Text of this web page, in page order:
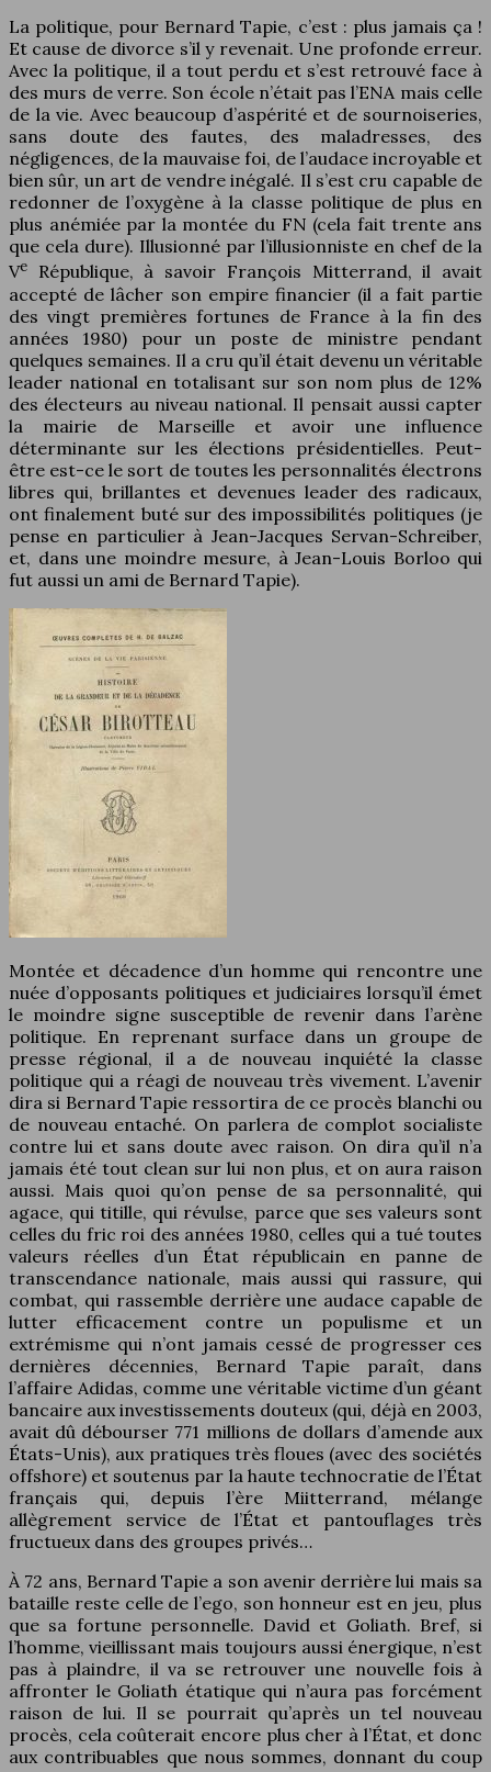
La politique, pour Bernard Tapie, c’est : plus jamais ça !
Et cause de divorce s’il y revenait. Une profonde erreur.
Avec la politique, il a tout perdu et s’est retrouvé face à
des murs de verre. Son école n’était pas l’ENA mais celle
de la vie. Avec beaucoup d’aspérité et de sournoiseries,
sans doute des fautes, des maladresses, des
négligences, de la mauvaise foi, de l’audace incroyable et
bien sûr, un art de vendre inégalé. Il s’est cru capable de
redonner de l’oxygène à la classe politique de plus en
plus anémiée par la montée du FN (cela fait trente ans
que cela dure). Illusionné par l’illusionniste en chef de la
Ve République, à savoir François Mitterrand, il avait
accepté de lâcher son empire financier (il a fait partie
des vingt premières fortunes de France à la fin des
années 1980) pour un poste de ministre pendant
quelques semaines. Il a cru qu’il était devenu un véritable
leader national en totalisant sur son nom plus de 12%
des électeurs au niveau national. Il pensait aussi capter
la mairie de Marseille et avoir une influence
déterminante sur les élections présidentielles. Peut-
être est-ce le sort de toutes les personnalités électrons
libres qui, brillantes et devenues leader des radicaux,
ont finalement buté sur des impossibilités politiques (je
pense en particulier à Jean-Jacques Servan-Schreiber,
et, dans une moindre mesure, à Jean-Louis Borloo qui
fut aussi un ami de Bernard Tapie).
Montée et décadence d’un homme qui rencontre une
nuée d’opposants politiques et judiciaires lorsqu’il émet
le moindre signe susceptible de revenir dans l’arène
politique. En reprenant surface dans un groupe de
presse régional, il a de nouveau inquiété la classe
politique qui a réagi de nouveau très vivement. L’avenir
dira si Bernard Tapie ressortira de ce procès blanchi ou
de nouveau entaché. On parlera de complot socialiste
contre lui et sans doute avec raison. On dira qu’il n’a
jamais été tout clean sur lui non plus, et on aura raison
aussi. Mais quoi qu’on pense de sa personnalité, qui
agace, qui titille, qui révulse, parce que ses valeurs sont
celles du fric roi des années 1980, celles qui a tué toutes
valeurs réelles d’un État républicain en panne de
transcendance nationale, mais aussi qui rassure, qui
combat, qui rassemble derrière une audace capable de
lutter efficacement contre un populisme et un
extrémisme qui n’ont jamais cessé de progresser ces
dernières décennies, Bernard Tapie paraît, dans
l’affaire Adidas, comme une véritable victime d’un géant
bancaire aux investissements douteux (qui, déjà en 2003,
avait dû débourser 771 millions de dollars d’amende aux
États-Unis), aux pratiques très floues (avec des sociétés
offshore) et soutenus par la haute technocratie de l’État
français qui, depuis l’ère Miitterrand, mélange
allègrement service de l’État et pantouflages très
fructueux dans des groupes privés…
À 72 ans, Bernard Tapie a son avenir derrière lui mais sa
bataille reste celle de l’ego, son honneur est en jeu, plus
que sa fortune personnelle. David et Goliath. Bref, si
l’homme, vieillissant mais toujours aussi énergique, n’est
pas à plaindre, il va se retrouver une nouvelle fois à
affronter le Goliath étatique qui n’aura pas forcément
raison de lui. Il se pourrait qu’après un tel nouveau
procès, cela coûterait encore plus cher à l’État, et donc
aux contribuables que nous sommes, donnant du coup